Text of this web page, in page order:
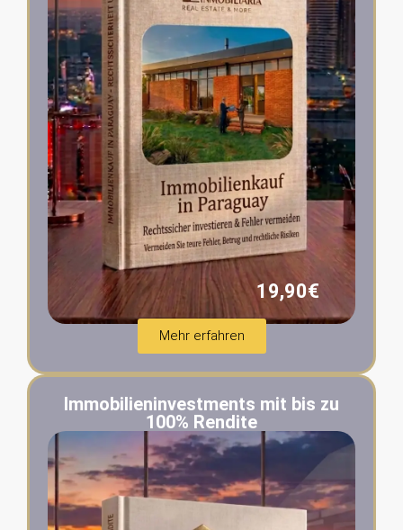
19,90€
Mehr erfahren
Immobilieninvestments mit bis zu
100% Rendite